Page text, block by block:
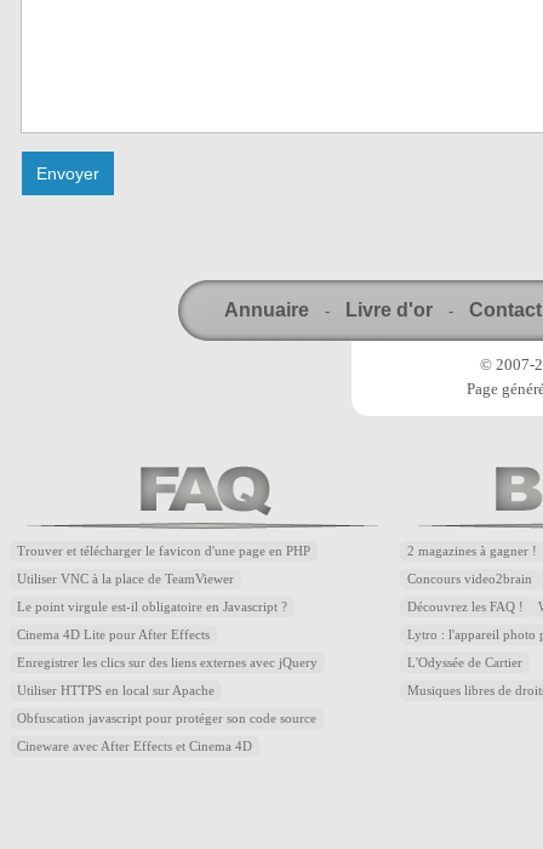
Annuaire - Livre d'or - Contact
© 2007-
Page
Trouver et télécharger le favicon d'une page en PHP
Utiliser VNC à la place de TeamViewer
Le point virgule est-il obligatoire en Javascript ?
Cinema 4D Lite pour After Effects
Enregistrer les clics sur des liens externes avec jQuery
Utiliser HTTPS en local sur Apache
Obfuscation javascript pour protéger son code source
Cineware avec After Effects et Cinema 4D
2 magazines à gagner !
Concours video2brain
Découvrez les FAQ !
Lytro : l'appareil photo
L'Odyssée de Cartier
Musiques libres de